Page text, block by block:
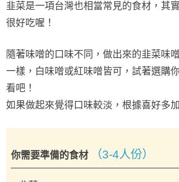
韭菜是一項台灣也相當常見的食材，其
很好吃喔！
隨著味噌的口味不同，做出來的韭菜味
一樣，白味噌或紅味噌皆可，試著選購
看吧！
如果做起來覺得口味較淡，根據喜好多
你需要準備的食材 （3-4人份）